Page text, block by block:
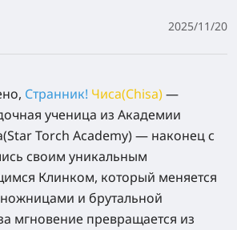
2025/11/20
Странник! Чиса(Chisa)—
ученица из Академии
Torch Academy) — наконец с
своим уникальным
Клинком, который меняется
и брутальной
мгновение превращается из